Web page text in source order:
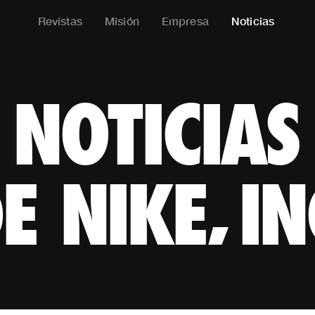
Revistas Misión Empresa Noticias
NOTICIAS
NIKE,